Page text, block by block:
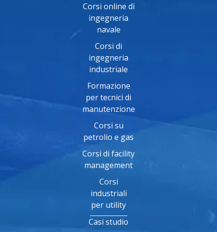
Corsi online di
ingegneria
navale
Corsi di
ingegneria
industriale
Formazione
per tecnici di
manutenzione
Corsi su
petrolio e gas
Corsi di facility
management
Corsi
industriali
per utility
Casi studio